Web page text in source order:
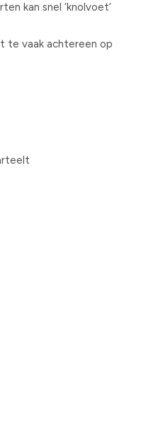
kan snel ‘knolvoet’
te vaak achtereen op